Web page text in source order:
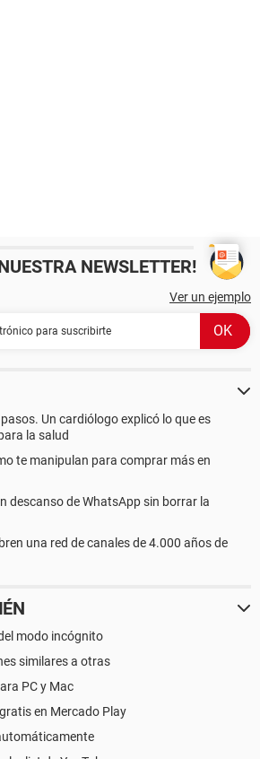
NEWSLETTER!
Ver un ejemplo
Un cardiólogo explicó lo que es
la salud
te manipulan para comprar más en
descanso de WhatsApp sin borrar la
una red de canales de 4.000 años de
modo incógnito
similares a otras
PC y Mac
en Mercado Play